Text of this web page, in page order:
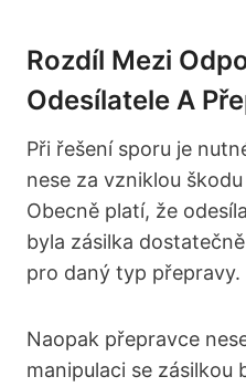
Rozdíl Mezi
Odesílatele A
Při řešení sporu je
nese za vzniklou
Obecně platí, že
byla zásilka
pro daný typ přepravy.
Naopak přepravce
manipulaci se zásilkou